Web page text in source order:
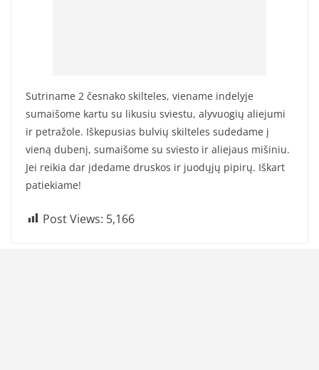
Sutriname 2 česnako skilteles, viename indelyje
sumaišome kartu su likusiu sviestu, alyvuogių aliejumi
ir petražole. Iškepusias bulvių skilteles sudedame į
vieną dubenį, sumaišome su sviesto ir aliejaus mišiniu.
Jei reikia dar įdedame druskos ir juodųjų pipirų. Iškart
patiekiame!
Post Views: 5,166